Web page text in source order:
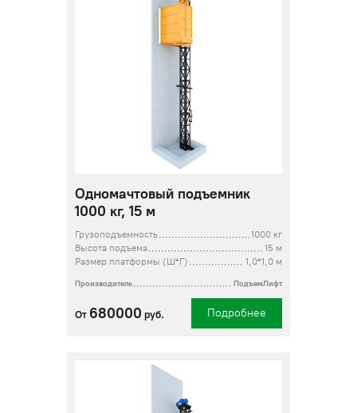
Одномачтовый подъемник
1000 кг, 15 м
Грузоподъемность
1000 кг
Высота подъема
15 м
Размер платформы (Ш*Г)
1,0*1,0 м
Производитель ПодъемЛифт
От 680000 руб. Подробнее